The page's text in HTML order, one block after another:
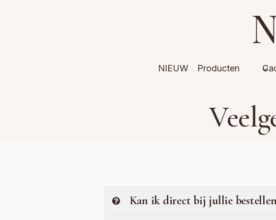
NIEUW Producten
Kan ik direct bij jullie